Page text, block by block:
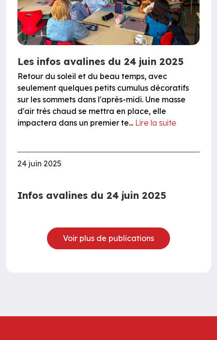
Les infos avalines du 24 juin 2025
Retour du soleil et du beau temps, avec
seulement quelques petits cumulus décoratifs
sur les sommets dans l'après-midi. Une masse
d'air très chaud se mettra en place, elle
impactera dans un premier te... Lire la suite
24 juin 2025
Infos avalines du 24 juin 2025
Voir plus de publications